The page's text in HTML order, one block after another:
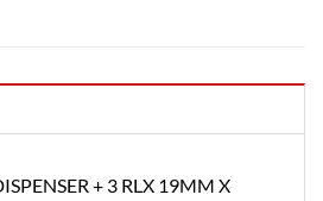
+ 3 RLX 19MM X